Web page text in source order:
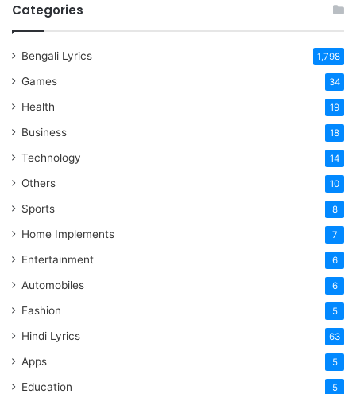
Categories
Bengali Lyrics 1,798
Games 34
Health 19
Business 18
Technology 14
Others 10
Sports 8
Home Implements 7
Entertainment 6
Automobiles 6
Fashion 5
Hindi Lyrics 63
Apps 5
Education 5